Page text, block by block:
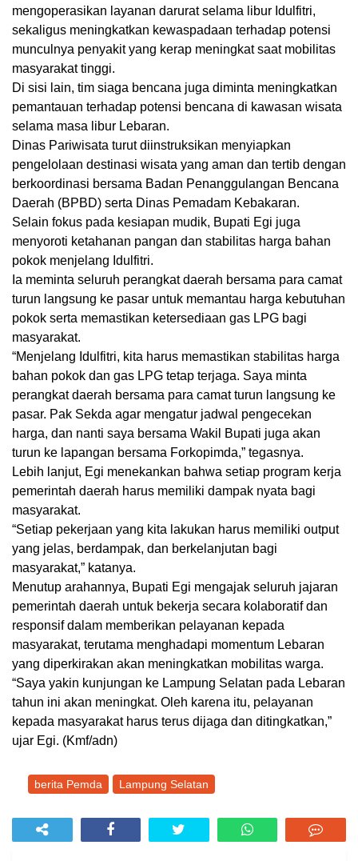
mengoperasikan layanan darurat selama libur Idulfitri,
sekaligus meningkatkan kewaspadaan terhadap potensi
munculnya penyakit yang kerap meningkat saat mobilitas
masyarakat tinggi.
Di sisi lain, tim siaga bencana juga diminta meningkatkan
pemantauan terhadap potensi bencana di kawasan wisata
selama masa libur Lebaran.
Dinas Pariwisata turut diinstruksikan menyiapkan
pengelolaan destinasi wisata yang aman dan tertib dengan
berkoordinasi bersama Badan Penanggulangan Bencana
Daerah (BPBD) serta Dinas Pemadam Kebakaran.
Selain fokus pada kesiapan mudik, Bupati Egi juga
menyoroti ketahanan pangan dan stabilitas harga bahan
pokok menjelang Idulfitri.
Ia meminta seluruh perangkat daerah bersama para camat
turun langsung ke pasar untuk memantau harga kebutuhan
pokok serta memastikan ketersediaan gas LPG bagi
masyarakat.
“Menjelang Idulfitri, kita harus memastikan stabilitas harga
bahan pokok dan gas LPG tetap terjaga. Saya minta
perangkat daerah bersama para camat turun langsung ke
pasar. Pak Sekda agar mengatur jadwal pengecekan
harga, dan nanti saya bersama Wakil Bupati juga akan
turun ke lapangan bersama Forkopimda,” tegasnya.
Lebih lanjut, Egi menekankan bahwa setiap program kerja
pemerintah daerah harus memiliki dampak nyata bagi
masyarakat.
“Setiap pekerjaan yang kita lakukan harus memiliki output
yang jelas, berdampak, dan berkelanjutan bagi
masyarakat,” katanya.
Menutup arahannya, Bupati Egi mengajak seluruh jajaran
pemerintah daerah untuk bekerja secara kolaboratif dan
responsifdalam memberikan pelayanan kepada
masyarakat, terutama menghadapi momentum Lebaran
yang diperkirakan akan meningkatkan mobilitas warga.
“Saya yakin kunjungan ke Lampung Selatan pada Lebaran
tahun ini akan meningkat. Oleh karena itu, pelayanan
kepada masyarakat harus terus dijaga dan ditingkatkan,”
ujar Egi. (Kmf/adn)
berita Pemda Lampung Selatan